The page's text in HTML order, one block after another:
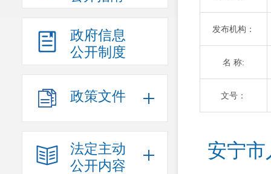
政府信息
公开制度
政策文件
法定主动
公开内容
发布机构：
名 称:
文号：
安宁